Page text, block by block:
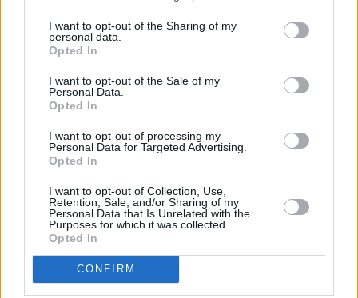
I want to opt-out of the Sharing of my
personal data.
Opted In
I want to opt-out of the Sale of my
Personal Data.
Opted In
I want to opt-out of processing my
Personal Data for Targeted Advertising.
Opted In
I want to opt-out of Collection, Use,
Retention, Sale, and/or Sharing of my
Personal Data that Is Unrelated with the
Purposes for which it was collected.
Opted In
CONFIRM